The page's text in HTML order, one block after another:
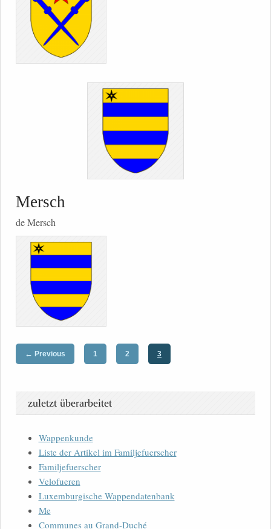
Mersch
de Mersch
← Previous 1 2 3
zuletzt überarbeitet
Wappenkunde
Liste der Artikel im Familjefuerscher
Familjefuerscher
Velofueren
Luxemburgische Wappendatenbank
Me
Communes au Grand-Duché